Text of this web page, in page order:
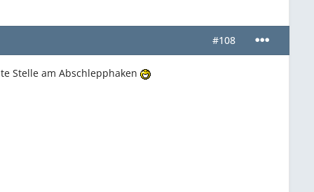
#108
Stelle am Abschlepphaken